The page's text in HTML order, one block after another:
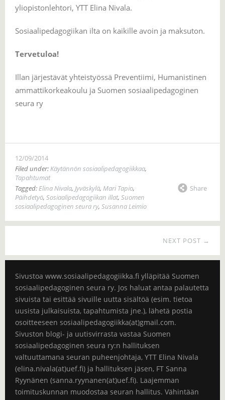
yliopistonlehtori, YTT Elina Nivala.
Sosiaalipedagogiikan ilta on kaikille avoin ja maksuton.
Tervetuloa!
Illan järjestävät yhteistyössä Preventiimi, Huma­nistinen
ammattikorkeakoulu ja Suomen sosiaali­pedagoginen
seura ry
12/09/2014
Filed under:Käytännön sosiaalipedagogiikkaa,
Tapahtumat
Tagged:Elina Nivala, Jyväskylä, Mari Tapio,
Päihdetyö, Sosiaalipedagogiikan illat, Suomen
sosiaalipedagoginen seura ry, Susanna Leimio
Share
NEXT POST →
Sivustoa www.sosiaalipedagogiikka.fi ylläpitää Suomen
sosiaalipedagoginen seura ry. Jos haluat antaa palautetta
sivuista tai esittää sivuille uutta sisältöä (esim. tietoa
uusista julkaisuista, tapahtumista jne.), lähetä postia
osoitteeseen sosiaalipedagogiikka(at)gmail.com.
Sivuston blogi- ja uutisvirrasta vastaa Suomen
sosiaalipedagoginen seura ry:n hallituksen
valtuuttamana seuran puheenjohtaja, YTT Elina Nivala
(elina.nivala(at)uef.fi) ja hallituksen jäsen, FT Sanna
Ryynänen (sanna.ryynanen(at)uef.fi). Laajemman
toimituskunnan muodostaa seuran hallitus. Vähintään